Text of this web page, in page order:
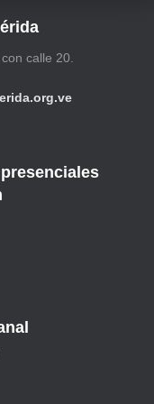
calle 20.